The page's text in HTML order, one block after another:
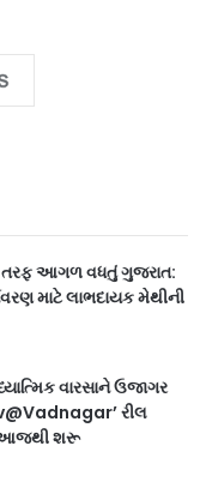
તરફ આગળ વધતું ગુજરાત:
માટે લાભદાયક મેથીની
વારસાને ઉજાગર
રીલ
આજથી શરૂ